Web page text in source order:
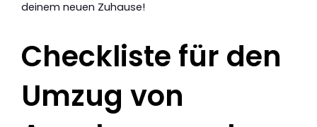
deinem neuen Zuhause!
Checkliste für den
Umzug von